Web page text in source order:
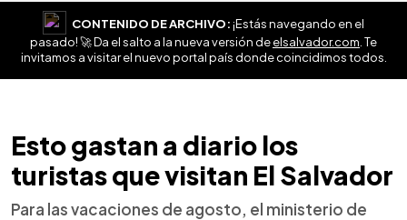
CONTENIDO DE ARCHIVO:¡Estás navegando en el
pasado! 🚀 Da el salto a la nueva versión deelsalvador.com . Te
invitamos a visitar el nuevo portal país donde coincidimos todos.
Esto gastan a diario los
turistas que visitan El Salvador
Para las vacaciones de agosto, el ministerio de